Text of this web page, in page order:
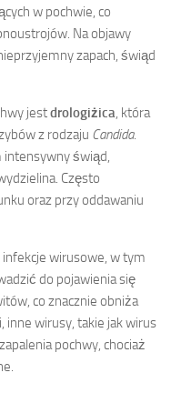
w pochwie, co
Na objawy
zapach, świąd
jestdrologiżica, która
z rodzaju Candida.
intensywny świąd,
Często
oraz przy oddawaniu
wirusowe, w tym
do pojawienia się
co znacznie obniża
inne wirusy, takie jak wirus
pochwy, chociaż